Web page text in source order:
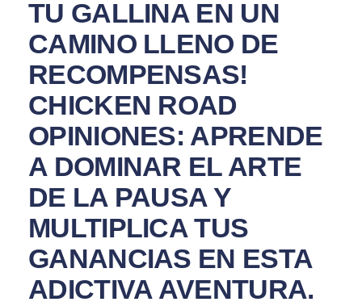
TU GALLINA EN UN
CAMINO LLENO DE
RECOMPENSAS!
CHICKEN ROAD
OPINIONES: APRENDE
A DOMINAR EL ARTE
DE LA PAUSA Y
MULTIPLICA TUS
GANANCIAS EN ESTA
ADICTIVA AVENTURA.